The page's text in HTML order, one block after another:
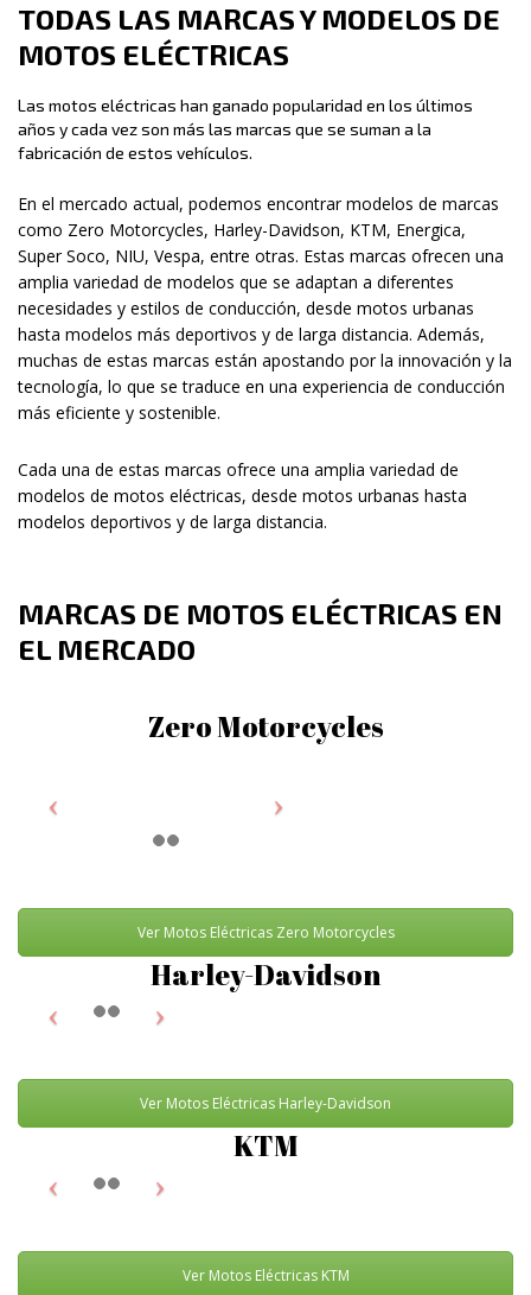
TODAS LAS MARCASY MODELOS DE
MOTOS ELÉCTRICAS
Las motos eléctricas han ganado popularidad en los últimos
años y cada vez son más las marcas que se suman a la
fabricación de estos vehículos.
En el mercado actual, podemos encontrar modelos de marcas
como Zero Motorcycles, Harley-Davidson, KTM, Energica,
Super Soco, NIU, Vespa, entre otras. Estas marcas ofrecen una
amplia variedad de modelos que se adaptan a diferentes
necesidades y estilos de conducción, desde motos urbanas
hasta modelos más deportivos y de larga distancia. Además,
muchas de estas marcas están apostando por la innovación y la
tecnología, lo que se traduce en una experiencia de conducción
más eficiente y sostenible.
Cada una de estas marcas ofrece una amplia variedad de
modelos de motos eléctricas, desde motos urbanas hasta
modelos deportivos y de larga distancia.
MARCAS DE MOTOS ELÉCTRICAS EN
EL MERCADO
Zero Motorcycles
Ver Motos Eléctricas Zero Motorcycles
Harley-Davidson
Ver Motos Eléctricas Harley-Davidson
KTM
Ver Motos Eléctricas KTM